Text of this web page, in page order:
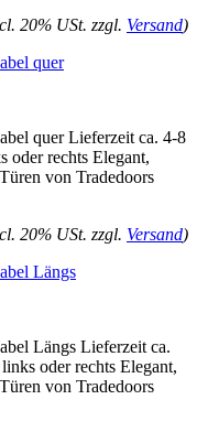
20% USt. zzgl. Versand)
quer
quer Lieferzeit ca. 4-8
oder rechts Elegant,
von Tradedoors
20% USt. zzgl. Versand)
Längs
Längs Lieferzeit ca.
oder rechts Elegant,
von Tradedoors